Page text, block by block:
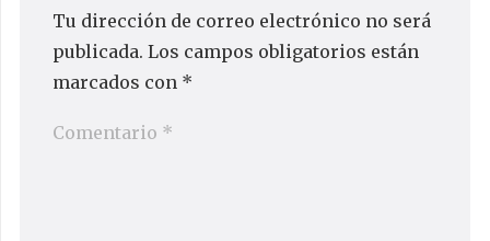
Tu dirección de correo electrónico no será
publicada. Los campos obligatorios están
marcados con *